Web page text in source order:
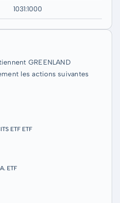
1031:1000
GREENLAND
les actions suivantes
ETF ETF
ETF